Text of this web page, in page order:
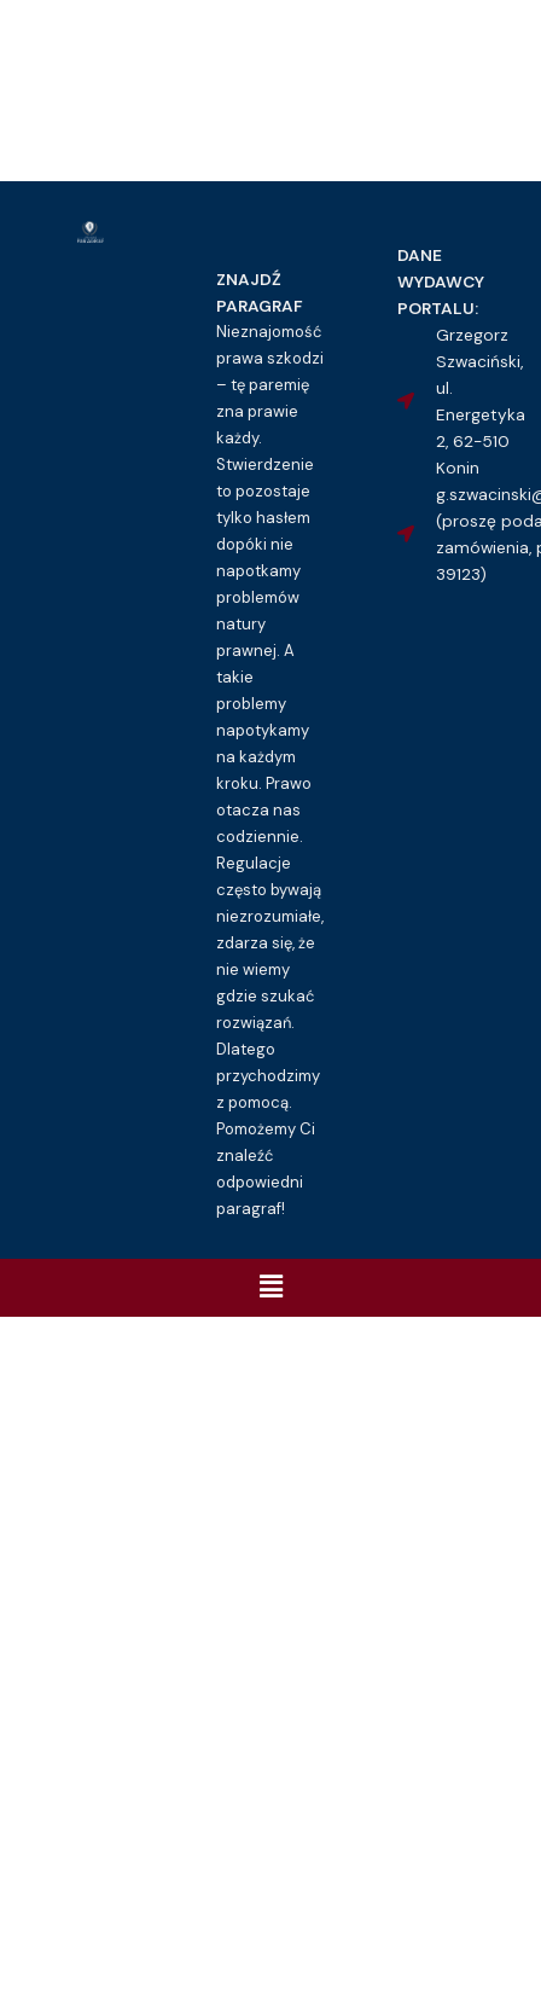
ZNAJDŹ
PARAGRAF
Nieznajomość
prawa szkodzi
– tę paremię
zna prawie
każdy.
Stwierdzenie
to pozostaje
tylko hasłem
dopóki nie
napotkamy
problemów
natury
prawnej. A
takie
problemy
napotykamy
na każdym
kroku. Prawo
otacza nas
codziennie.
Regulacje
często bywają
niezrozumiałe,
zdarza się, że
nie wiemy
gdzie szukać
rozwiązań.
Dlatego
przychodzimy
z pomocą.
Pomożemy Ci
znaleźć
odpowiedni
paragraf!
DANE
WYDAWCY
PORTALU:
Grzegorz
Szwaciński,
ul.
Energetyka
2, 62-510
Konin
(proszę
zamówienia,
39123)
Menu